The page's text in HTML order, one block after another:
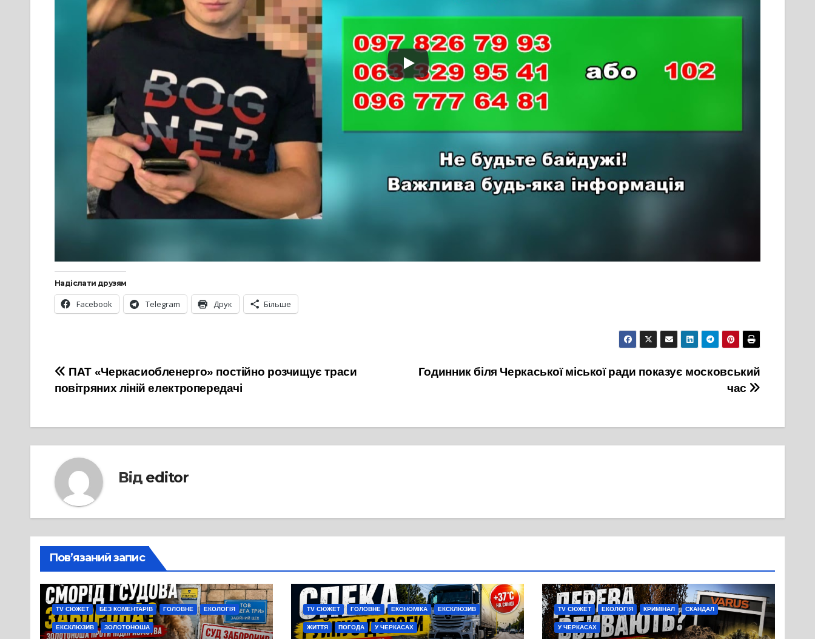
Надіслати друзям
Facebook Telegram Друк Більше
Навігація
записів
Годинник біля Черкаської міської ради показує московський
час
ПАТ «Черкасиобленерго» постійно розчищує траси
повітряних ліній електропередачі
Від editor
Пов’язаний запис
TV СЮЖЕТ БЕЗ КОМЕНТАРІВ ГОЛОВНЕ ЕКОЛОГІЯ
ЕКСКЛЮЗИВ ЗОЛОТОНОША
TV СЮЖЕТ ГОЛОВНЕ ЕКОНОМІКА ЕКСКЛЮЗИВ
ЖИТТЯ ПОГОДА У ЧЕРКАСАХ
TV СЮЖЕТ ЕКОЛОГІЯ КРИМІНАЛ СКАНДАЛ
У ЧЕРКАСАХ